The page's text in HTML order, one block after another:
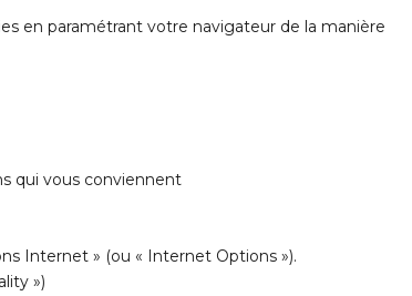
en paramétrant votre navigateur de la manière
qui vous conviennent
Internet » (ou « Internet Options »).
»)